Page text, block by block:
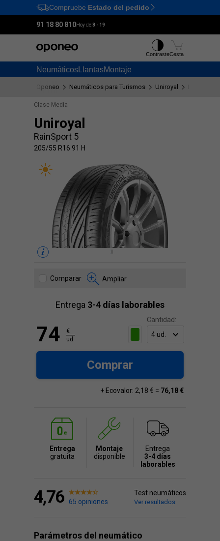
Ctrl M
Compruebe Estado del pedido
91 18 80 810Hoy de:8 - 19
Neumáticos LlantasMontaje
ContrasteCesta
Oponeo Neumáticos para Turismos Uniroyal
Clase Media
Uniroyal
RainSport 5
205/55 R16 91 H
Comparar Ampliar
Entrega 3-4 días laborables
Cantidad:
74
€
ud.
Comprar
+ Ecovalor: 2,18 € = 76,18 €
Entrega
gratuita
Montaje
disponible
Entrega
3-4 días
laborables
4,76 65 opiniones
Test neumáticos
Ver resultados
Parámetros del neumático